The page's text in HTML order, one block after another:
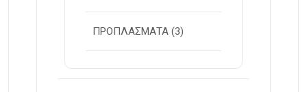
ΠΡΟΠΛΑΣΜΑΤΑ (3)